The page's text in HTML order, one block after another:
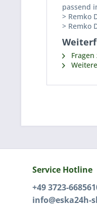
passend
> Remko
> Remko
Service Hotline
+49 3723-
info@eska24h-